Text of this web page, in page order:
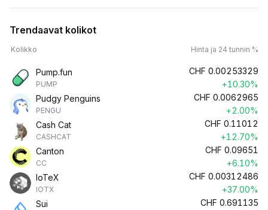
Trendaavat kolikot
Kolikko Hinta ja 24 tunnin %
Pump.fun
PUMP
CHF 0.00253329
+10.30%
Pudgy Penguins
PENGU
CHF 0.0062965
+2.00%
Cash Cat
CASHCAT
CHF 0.11012
+12.70%
Canton
CC
CHF 0.09651
+6.10%
IoTeX
IOTX
CHF 0.00312486
+37.00%
Sui
CHF 0.691135